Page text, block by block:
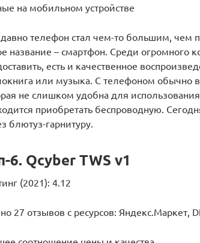
на мобильном устройстве
телефон стал чем-то большим, чем
название – смартфон. Среди огромного
есть и качественное
или музыка. С телефоном обычно
не слишком удобна для
приобретать беспроводную.
блютуз-гарнитуру.
6. Qcyber TWS v1
(2021): 4.12
27 отзывов с ресурсов: Яндекс.Маркет,